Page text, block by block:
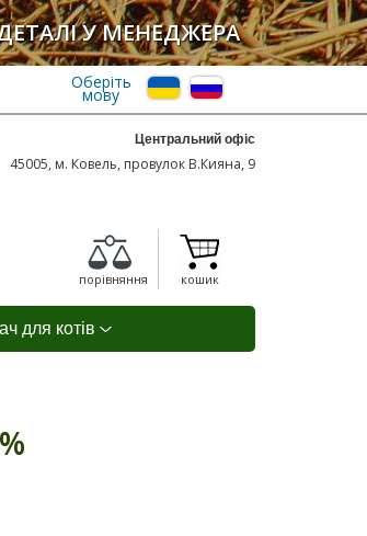
У МЕНЕДЖЕРА
Оберіть
мову
Центральний офіс
45005, м. Ковель, провулок В.Кияна, 9
порівняння кошик
для котів